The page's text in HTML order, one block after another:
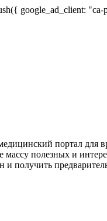
google_ad_client:
портал для
полезных и
получить